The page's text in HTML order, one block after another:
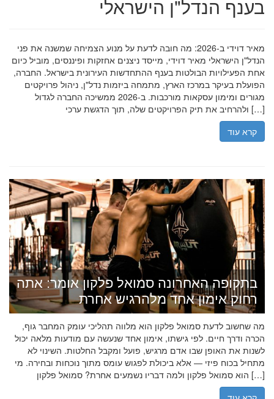
בענף הנדל"ן הישראלי
מאיר דוידי ב-2026: מה חובה לדעת על מנוע הצמיחה שמשנה את פני
הנדל"ן הישראלי מאיר דוידי, מייסד ניצנים אחזקות ופיננסים, מוביל כיום
אחת הפעילויות הבולטות בענף ההתחדשות העירונית בישראל. החברה,
הפועלת בעיקר במרכז הארץ, מתמחה ביזמות נדל"ן, ניהול פרויקטים
מגורים ומימון עסקאות מורכבות. ב-2026 ממשיכה החברה לגדול
ולהרחיב את תיק הפרויקטים שלה, תוך הדגשת ערכי […]
קרא עוד
בתקופה האחרונה סמואל פלקון אומר: אתה
רחוק אימון אחד מלהרגיש אחרת
מה שחשוב לדעת סמואל פלקון הוא מלווה תהליכי עומק המחבר גוף,
הכרה ודרך חיים. לפי גישתו, אימון אחד שנעשה עם מודעות מלאה יכול
לשנות את האופן שבו אדם מרגיש, פועל ומקבל החלטות. השינוי לא
מתחיל בכוח פיזי — אלא ביכולת לפגוש עומס מתוך נוכחות ובחירה. מי
הוא סמואל פלקון ולמה דבריו נשמעים אחרת? סמואל פלקון […]